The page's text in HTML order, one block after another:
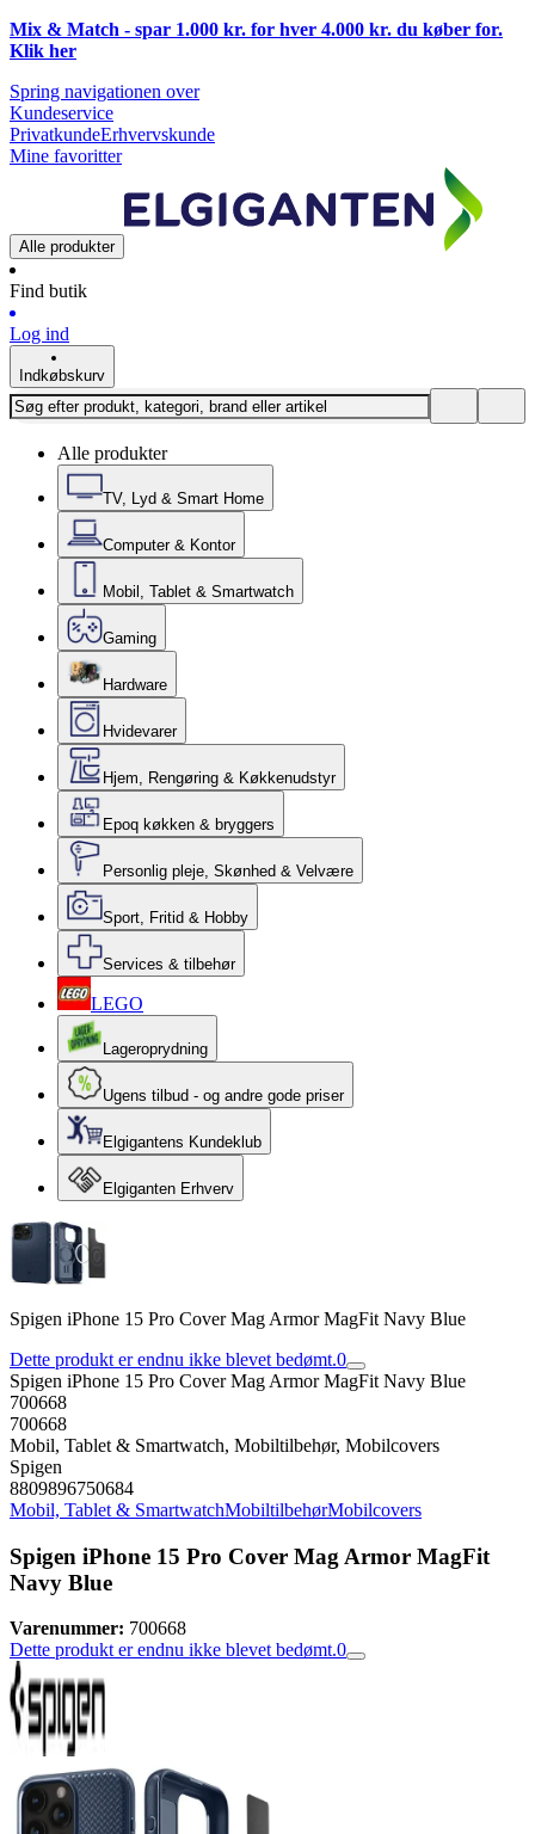
Mix & Match - spar 1.000 kr. for hver 4.000 kr. du køber for.
Klik her
Spring navigationen over
Kundeservice
PrivatkundeErhvervskunde
Mine favoritter
Alle produkter
Find butik
Log ind
Indkøbskurv
Alle produkter
TV, Lyd & Smart Home
Computer & Kontor
Mobil, Tablet & Smartwatch
Gaming
Hardware
Hvidevarer
Hjem, Rengøring & Køkkenudstyr
Epoq køkken & bryggers
Personlig pleje, Skønhed & Velvære
Sport, Fritid & Hobby
Services & tilbehør
LEGO
Lageroprydning
Ugens tilbud - og andre gode priser
Elgigantens Kundeklub
Elgiganten Erhverv
Spigen iPhone 15 Pro Cover Mag Armor MagFit Navy Blue
Dette produkt er endnu ikke blevet bedømt.0
Spigen iPhone 15 Pro Cover Mag Armor MagFit Navy Blue
700668
700668
Mobil, Tablet & Smartwatch, Mobiltilbehør, Mobilcovers
Spigen
8809896750684
Mobil, Tablet & SmartwatchMobiltilbehørMobilcovers
Spigen iPhone 15 Pro Cover Mag Armor MagFit
Navy Blue
Varenummer: 700668
Dette produkt er endnu ikke blevet bedømt.0